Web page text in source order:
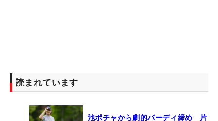
読まれています
池ポチャから劇的バーディ締め 片